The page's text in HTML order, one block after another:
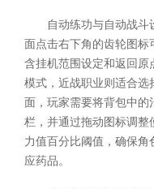
自动练功与自动战斗
面点击右下角的齿轮图
含挂机范围设定和返回原
模式，近战职业则适合选
面，玩家需要将背包中
栏，并通过拖动图标调整
力值百分比阈值，确保角
应药品。